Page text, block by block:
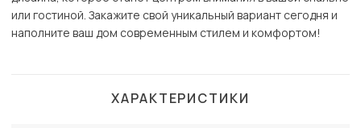
или гостиной. Закажите свой уникальный вариант сегодня и
наполните ваш дом современным стилем и комфортом!
ХАРАКТЕРИСТИКИ